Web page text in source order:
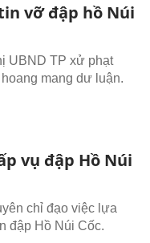
vỡ đập hồ Núi
UBND TP xử phạt
mang dư luận.
vụ đập Hồ Núi
chỉ đạo việc lựa
đập Hồ Núi Cốc.